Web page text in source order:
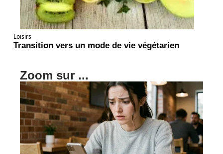
Loisirs
Transition vers un mode de vie végétarien
Zoom sur ...